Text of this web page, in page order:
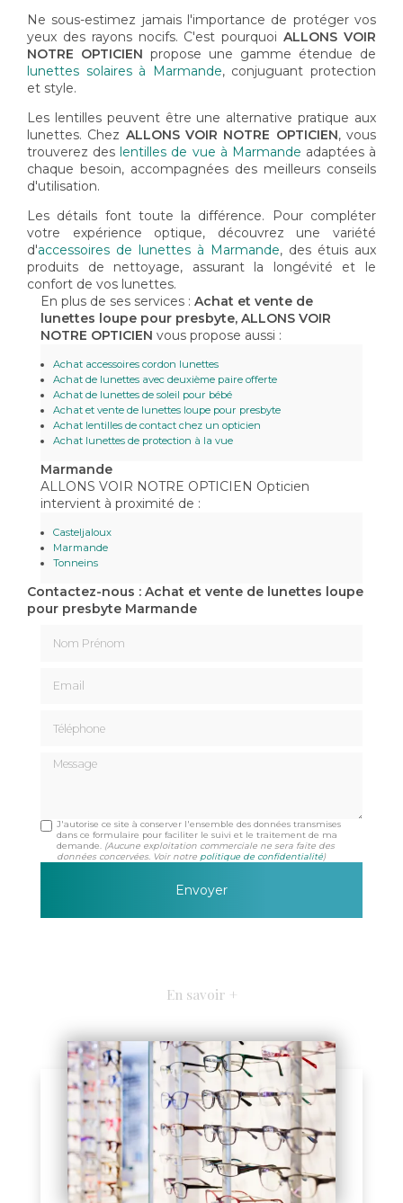
Ne sous-estimez jamais l'importance de protéger vos
yeux des rayons nocifs. C'est pourquoiALLONS VOIR
NOTRE OPTICIEN propose une gamme étendue de
lunettes solaires à Marmande, conjuguant protection
et style.
Les lentilles peuvent être une alternative pratique aux
lunettes. Chez ALLONS VOIR NOTRE OPTICIEN, vous
trouverez des lentilles de vue à Marmande adaptées à
chaque besoin, accompagnées des meilleurs conseils
d'utilisation.
Les détails font toute la différence. Pour compléter
votre expérience optique, découvrez une variété
d'accessoires de lunettes à Marmande, des étuis aux
produits de nettoyage, assurant la longévité et le
confort de vos lunettes.
En plus de ses services : Achat et vente de
lunettes loupe pour presbyte, ALLONS VOIR
NOTRE OPTICIEN vous propose aussi :
Achat accessoires cordon lunettes
Achat de lunettes avec deuxième paire offerte
Achat de lunettes de soleil pour bébé
Achat et vente de lunettes loupe pour presbyte
Achat lentilles de contact chez un opticien
Achat lunettes de protection à la vue
Marmande
ALLONS VOIR NOTRE OPTICIEN Opticien
intervient à proximité de :
Casteljaloux
Marmande
Tonneins
Contactez-nous : Achat et vente de lunettes loupe
pour presbyte Marmande
Message
J'autorise ce site à conserver l'ensemble des données transmises
dans ce formulaire pour faciliter le suivi et le traitement de ma
demande. (Aucune exploitation commerciale ne sera faite des
données concervées. Voir notre politique de confidentialité)
En savoir +